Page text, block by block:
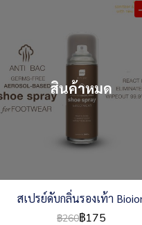
สินค้าหมด
สเปรย์ดับกลิ่นรองเท้า
฿260฿175